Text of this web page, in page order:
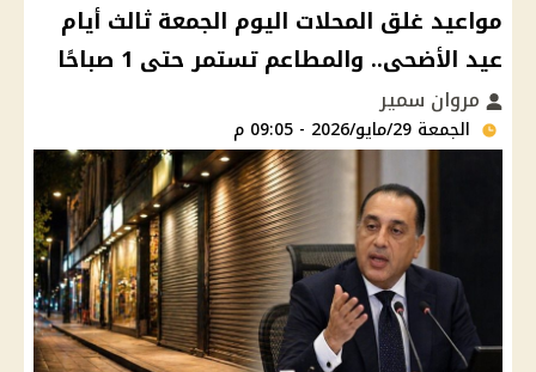
مواعيد غلق المحلات اليوم الجمعة ثالث أيام
عيد الأضحى.. والمطاعم تستمر حتى 1 صباحًا
مروان سمير
الجمعة 29/مايو/2026 - 09:05 م